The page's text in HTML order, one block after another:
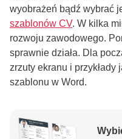
wyobrażeń bądź wybrać
szablonów CV. W kilka
rozwoju zawodowego.
sprawnie działa. Dla
zrzuty ekranu i przykłady
szablonu w Word.